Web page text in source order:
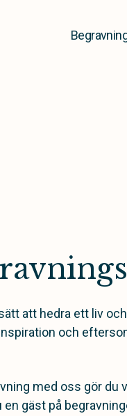
att hedra ett liv
och
med oss gör
en gäst på